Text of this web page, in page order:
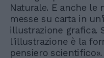
Naturale. E anche le
messe su carta in
illustrazione grafica.
l'illustrazione è la
pensiero